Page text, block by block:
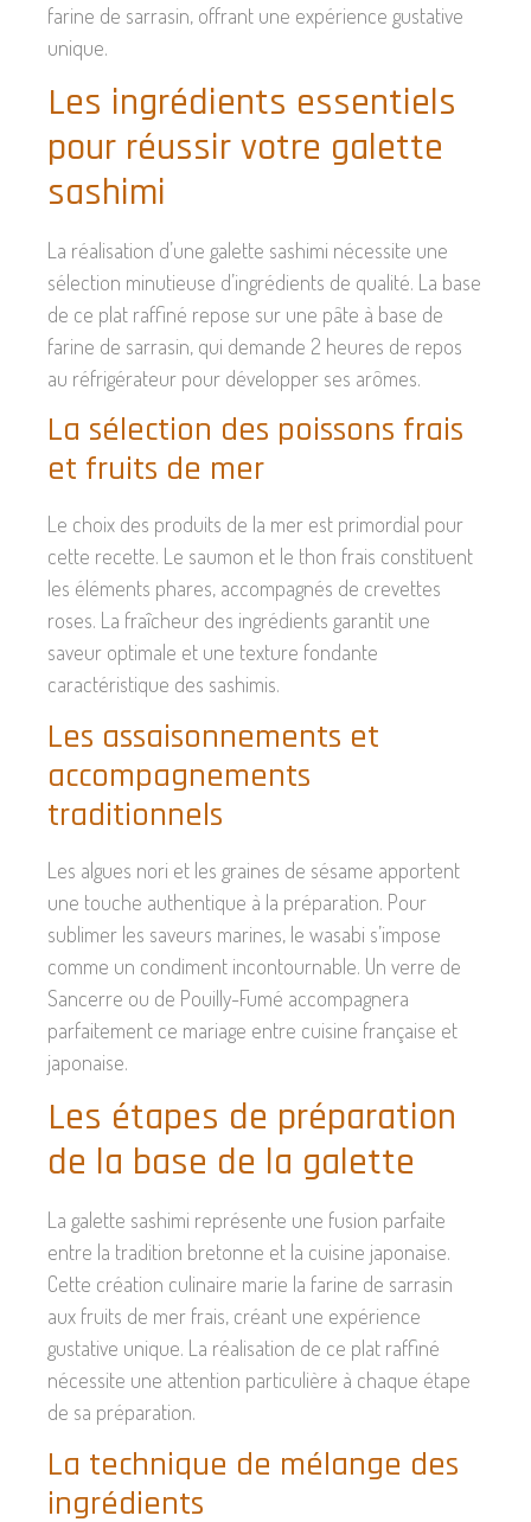
farine de sarrasin, offrant une expérience gustative
unique.
Les ingrédients essentiels
pour réussir votre galette
sashimi
La réalisation d’une galette sashimi nécessite une
sélection minutieuse d’ingrédients de qualité. La base
de ce plat raffiné repose sur une pâte à base de
farine de sarrasin, qui demande 2 heures de repos
au réfrigérateur pour développer ses arômes.
La sélection des poissons frais
et fruits de mer
Le choix des produits de la mer est primordial pour
cette recette. Le saumon et le thon frais constituent
les éléments phares, accompagnés de crevettes
roses. La fraîcheur des ingrédients garantit une
saveur optimale et une texture fondante
caractéristique des sashimis.
Les assaisonnements et
accompagnements
traditionnels
Les algues nori et les graines de sésame apportent
une touche authentique à la préparation. Pour
sublimer les saveurs marines, le wasabi s’impose
comme un condiment incontournable. Un verre de
Sancerre ou de Pouilly-Fumé accompagnera
parfaitement ce mariage entre cuisine française et
japonaise.
Les étapes de préparation
de la base de la galette
La galette sashimi représente une fusion parfaite
entre la tradition bretonne et la cuisine japonaise.
Cette création culinaire marie la farine de sarrasin
aux fruits de mer frais, créant une expérience
gustative unique. La réalisation de ce plat raffiné
nécessite une attention particulière à chaque étape
de sa préparation.
La technique de mélange des
ingrédients